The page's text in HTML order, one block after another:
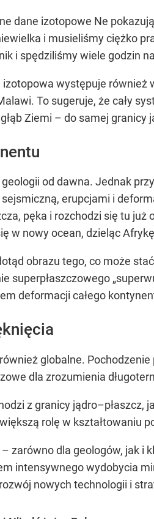
dane izotopowe Ne
i musieliśmy ciężko
i spędziliśmy wiele godzin
występuje również
To sugeruje, że cały
Ziemi – do samej granicy
od dawna. Jednak
erupcjami i
pęka i rozchodzi się tu
w nowy ocean, dzieląc
obrazu tego, co może
superpłaszczowego
deformacji całego
globalne.
dla zrozumienia
z granicy jądro–płaszcz,
rolę w kształtowaniu
zarówno dla geologów, jak
intensywnego wydobycia
nowych technologii i